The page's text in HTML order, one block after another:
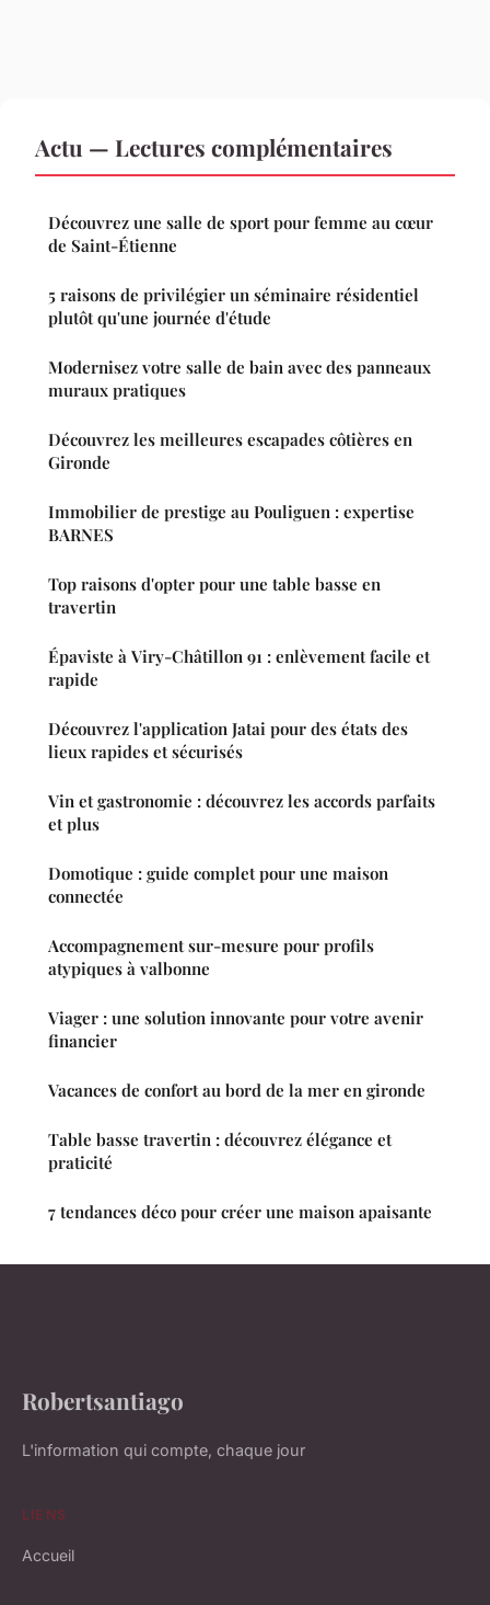
Actu — Lectures complémentaires
Découvrez une salle de sport pour femme au cœur
de Saint-Étienne
5 raisons de privilégier un séminaire résidentiel
plutôt qu'une journée d'étude
Modernisez votre salle de bain avec des panneaux
muraux pratiques
Découvrez les meilleures escapades côtières en
Gironde
Immobilier de prestige au Pouliguen : expertise
BARNES
Top raisons d'opter pour une table basse en
travertin
Épaviste à Viry-Châtillon 91 : enlèvement facile et
rapide
Découvrez l'application Jatai pour des états des
lieux rapides et sécurisés
Vin et gastronomie : découvrez les accords parfaits
et plus
Domotique : guide complet pour une maison
connectée
Accompagnement sur-mesure pour profils
atypiques à valbonne
Viager : une solution innovante pour votre avenir
financier
Vacances de confort au bord de la mer en gironde
Table basse travertin : découvrez élégance et
praticité
7 tendances déco pour créer une maison apaisante
Robertsantiago
L'information qui compte, chaque jour
LIENS
Accueil